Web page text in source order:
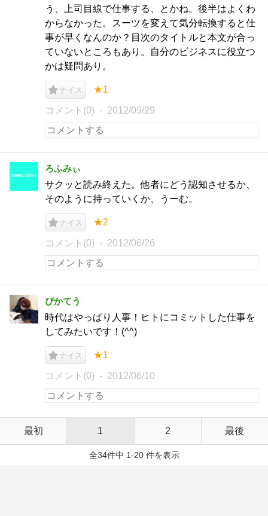
う、上司目線で仕事する、とかね。後半はよくわ
からなかった。スーツを変えて気分転換すると仕
事が早くなんのか？目次のタイトルと本文が合っ
ていないところもあり。自分のビジネスに役立つ
かは疑問あり。
ナイス ★1
コメント(0) 2012/09/29
ろふみぃ
サクッと読み終えた。他者にどう認知させるか、
そのように持っていくか、うーむ。
ナイス ★2
コメント(0) 2012/06/26
ぴかてう
時代はやっぱり人事！ヒトにコミットした仕事を
してみたいです！(^^)
ナイス ★1
コメント(0) 2012/06/10
最初 1 2 最後
全34件中 1-20 件を表示